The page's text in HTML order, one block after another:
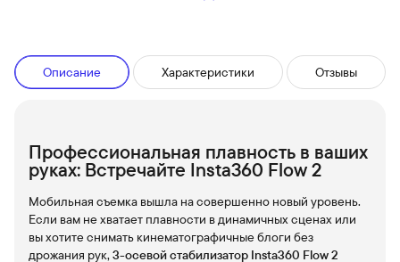
Описание Характеристики Отзывы
Профессиональная плавность в ваших
руках: Встречайте Insta360 Flow 2
Мобильная съемка вышла на совершенно новый уровень.
Если вам не хватает плавности в динамичных сценах или
вы хотите снимать кинематографичные блоги без
дрожания рук,3-осевой стабилизатор Insta360 Flow 2